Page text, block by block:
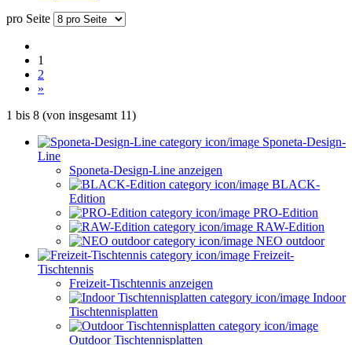
pro Seite
1
2
»
1 bis 8 (von insgesamt 11)
Sponeta-Design-
Line
Sponeta-Design-Line anzeigen
BLACK-
Edition
PRO-Edition
RAW-Edition
NEO outdoor
Freizeit-
Tischtennis
Freizeit-Tischtennis anzeigen
Indoor
Tischtennisplatten
Outdoor Tischtennisplatten